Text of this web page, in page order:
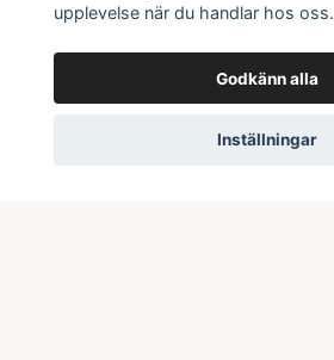
upplevelse när du handlar hos oss.
Godkänn alla
Inställningar